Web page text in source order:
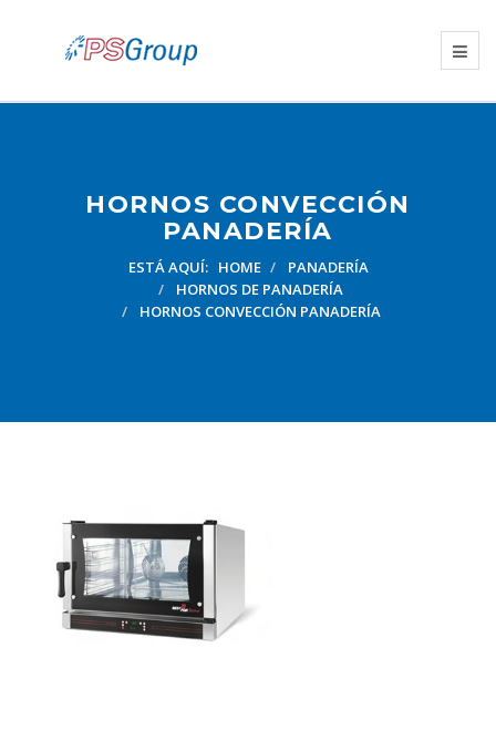
HORNOS CONVECCIÓN
PANADERÍA
ESTÁ AQUÍ: HOME
PANADERÍA
HORNOS DE PANADERÍA
HORNOS CONVECCIÓN PANADERÍA